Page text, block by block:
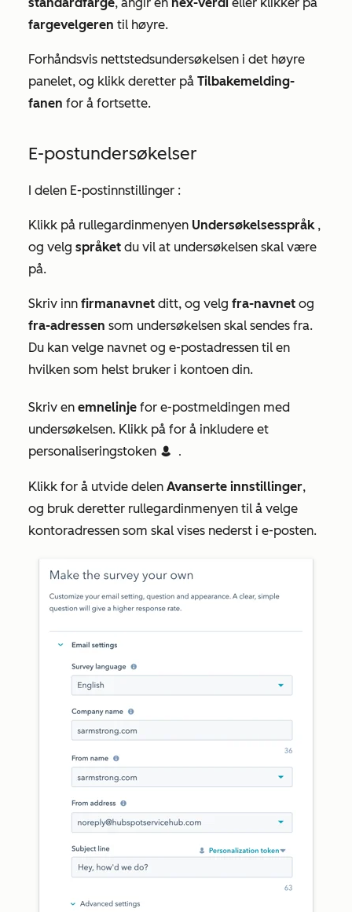
fargevelgeren til høyre.
Forhåndsvis nettstedsundersøkelsen i det høyre
panelet, og klikk deretter på Tilbakemelding-
fanen for å fortsette.
E-postundersøkelser
I delen E-postinnstillinger :
Klikk på rullegardinmenyen Undersøkelsesspråk ,
og velg språket du vil at undersøkelsen skal være
på.
Skriv inn firmanavnet ditt, og velg fra-navnet og
fra-adressen som undersøkelsen skal sendes fra.
Du kan velge navnet og e-postadressen til en
hvilken som helst bruker i kontoen din.
Skriv en emnelinje for e-postmeldingen med
undersøkelsen. Klikk på for å inkludere et
personaliseringstoken contacts .
Klikk for å utvide delen Avanserte innstillinger,
og bruk deretter rullegardinmenyen til å velge
kontoradressen som skal vises nederst i e-posten.